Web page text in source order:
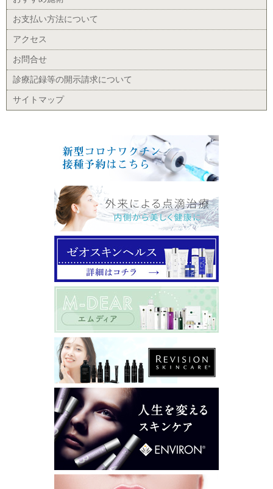
お支払い方法について
アクセス
お問合せ
診療記録等の開示請求について
サイトマップ